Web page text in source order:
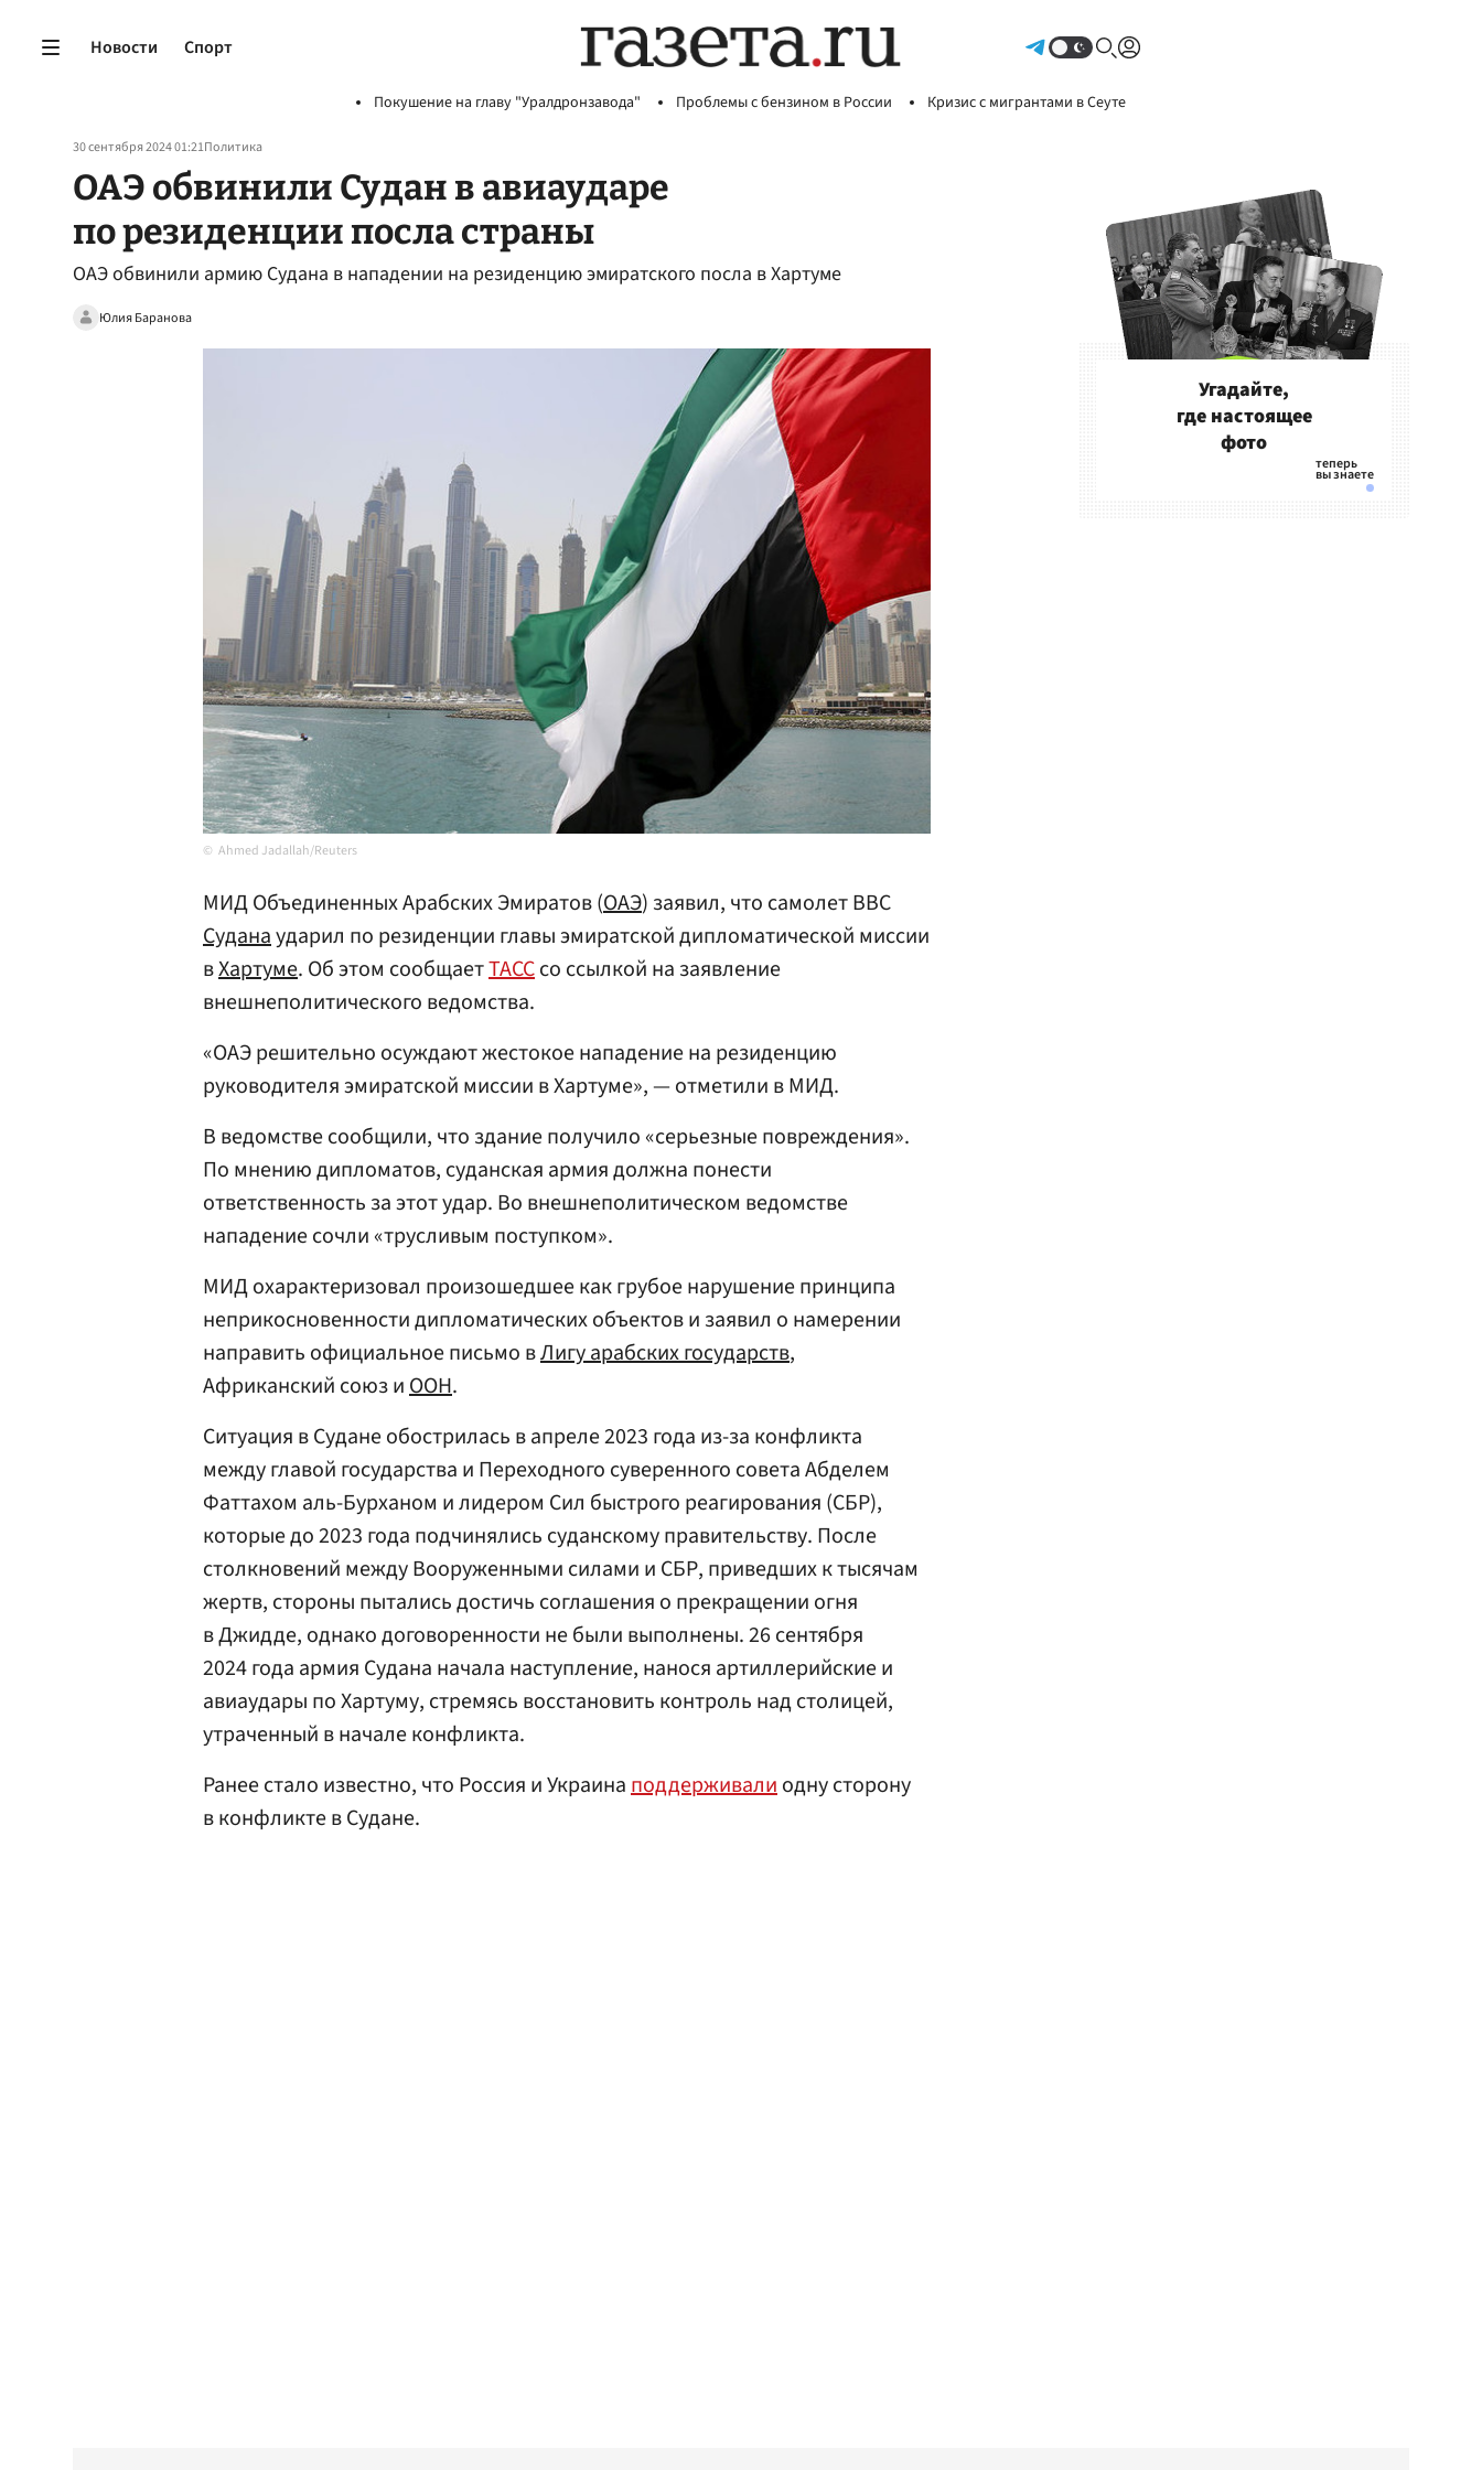
Новости Спорт
Покушение на главу "Уралдронзавода" Проблемы с бензином в России Кризис с мигрантами в Сеуте
30 сентября 2024 01:21Политика
ОАЭ обвинили Судан в авиаударе
по резиденции посла страны
ОАЭ обвинили армию Судана в нападении на резиденцию эмиратского посла в Хартуме
Юлия Баранова
Ahmed Jadallah/Reuters
МИД Объединенных Арабских Эмиратов (ОАЭ) заявил, что самолет ВВС
Суданаударил по резиденции главы эмиратской дипломатической миссии
вХартуме. Об этом сообщаетТАССсо ссылкой на заявление
внешнеполитического ведомства.
«ОАЭ решительно осуждают жестокое нападение на резиденцию
руководителя эмиратской миссии в Хартуме», — отметили в МИД.
В ведомстве сообщили, что здание получило «серьезные повреждения».
По мнению дипломатов, суданская армия должна понести
ответственность за этот удар. Во внешнеполитическом ведомстве
нападение сочли «трусливым поступком».
МИД охарактеризовал произошедшее как грубое нарушение принципа
неприкосновенности дипломатических объектов и заявил о намерении
направить официальное письмо вЛигу арабских государств,
Африканский союз иООН.
Ситуация в Судане обострилась в апреле 2023 года из-за конфликта
между главой государства и Переходного суверенного совета Абделем
Фаттахом аль-Бурханом и лидером Сил быстрого реагирования (СБР),
которые до 2023 года подчинялись суданскому правительству. После
столкновений между Вооруженными силами и СБР, приведших к тысячам
жертв, стороны пытались достичь соглашения о прекращении огня
в Джидде, однако договоренности не были выполнены. 26 сентября
2024 года армия Судана начала наступление, нанося артиллерийские и
авиаудары по Хартуму, стремясь восстановить контроль над столицей,
утраченный в начале конфликта.
Ранее стало известно, что Россия и Украинаподдерживалиодну сторону
в конфликте в Судане.
Угадайте,
где настоящее
фото